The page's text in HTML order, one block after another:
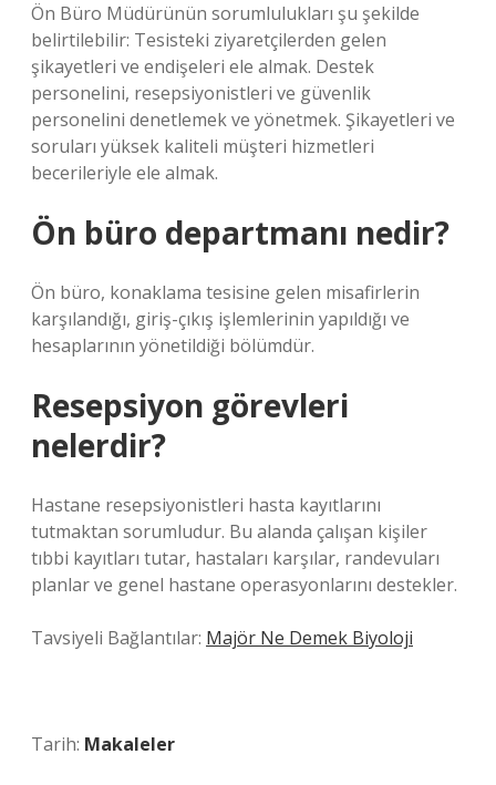
Ön Büro Müdürünün sorumlulukları şu şekilde
belirtilebilir: Tesisteki ziyaretçilerden gelen
şikayetleri ve endişeleri ele almak. Destek
personelini, resepsiyonistleri ve güvenlik
personelini denetlemek ve yönetmek. Şikayetleri ve
soruları yüksek kaliteli müşteri hizmetleri
becerileriyle ele almak.
Ön büro departmanı nedir?
Ön büro, konaklama tesisine gelen misafirlerin
karşılandığı, giriş-çıkış işlemlerinin yapıldığı ve
hesaplarının yönetildiği bölümdür.
Resepsiyon görevleri
nelerdir?
Hastane resepsiyonistleri hasta kayıtlarını
tutmaktan sorumludur. Bu alanda çalışan kişiler
tıbbi kayıtları tutar, hastaları karşılar, randevuları
planlar ve genel hastane operasyonlarını destekler.
Tavsiyeli Bağlantılar: Majör Ne Demek Biyoloji
Tarih: Makaleler